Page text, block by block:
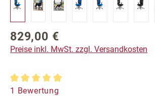
Regulärer Preis:
829,00 €
Preise inkl. MwSt. zzgl. Versandkosten
Durchschnittliche Bewertung von 5
1 Bewertung